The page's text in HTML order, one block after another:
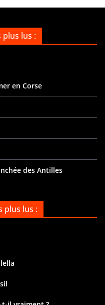
plus lus :
en Corse
des Antilles
plus lus :